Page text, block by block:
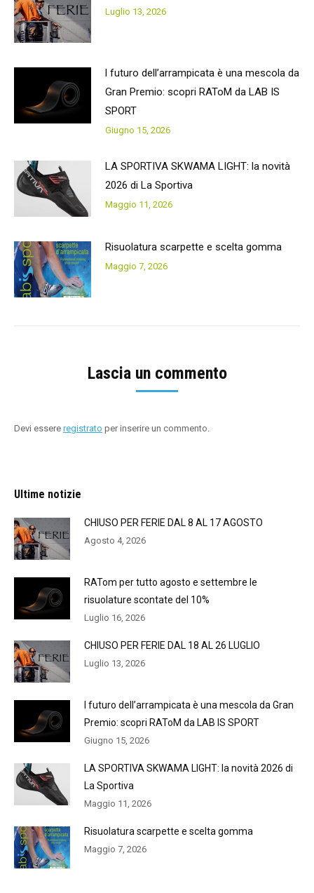
Luglio 13, 2026
l futuro dell’arrampicata è una mescola da
Gran Premio: scopri RAToM da LAB IS
SPORT
Giugno 15, 2026
LA SPORTIVA SKWAMA LIGHT: la novità
2026 di La Sportiva
Maggio 11, 2026
Risuolatura scarpette e scelta gomma
Maggio 7, 2026
Lascia un commento
Devi essere registrato per inserire un commento.
Ultime notizie
CHIUSO PER FERIE DAL 8 AL 17 AGOSTO
Agosto 4, 2026
RATom per tutto agosto e settembre le
risuolature scontate del 10%
Luglio 16, 2026
CHIUSO PER FERIE DAL 18 AL 26 LUGLIO
Luglio 13, 2026
l futuro dell’arrampicata è una mescola da Gran
Premio: scopri RAToM da LAB IS SPORT
Giugno 15, 2026
LA SPORTIVA SKWAMA LIGHT: la novità 2026 di
La Sportiva
Maggio 11, 2026
Risuolatura scarpette e scelta gomma
Maggio 7, 2026